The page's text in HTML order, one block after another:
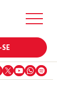
SE